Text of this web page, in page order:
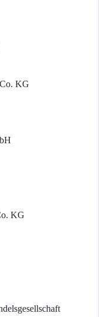
KG
KG